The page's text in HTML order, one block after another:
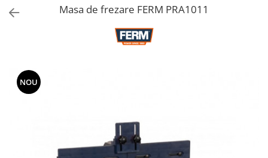
Atomizoare
Drujbe
Freze de zapada
Fierastraie telescopice
Masa de frezare FERM PRA1011
NOU